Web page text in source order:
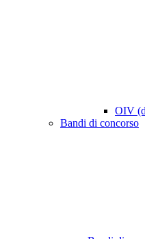
OIV
Bandi di concorso